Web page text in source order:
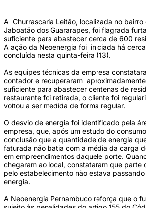
A Churrascaria Leitão, localizada no bairro
Jaboatão dos Guararapes, foi flagrada
suficiente para abastecer cerca de 600
A ação da Neoenergia foi iniciada há
concluída nesta quinta-feira (13).
As equipes técnicas da empresa
contador e recuperaram aproximadamente
suficiente para abastecer centenas de
restaurante foi retirada, o cliente foi
voltou a ser medida de forma regular.
O desvio de energia foi identificado pela
empresa, que, após um estudo do
conclusão que a quantidade de energia
faturada não batia com a média da carga
em empreendimentos daquele porte.
chegaram ao local, constataram que parte
pelo estabelecimento não estava
energia.
A Neoenergia Pernambuco reforça que o